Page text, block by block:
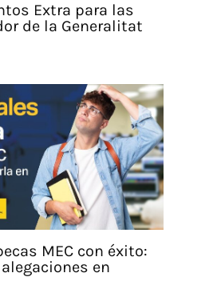
Extra para las
de la Generalitat
MEC con éxito:
en